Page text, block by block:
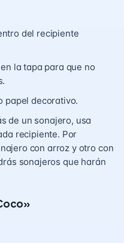
del recipiente
la tapa para que no
papel decorativo.
de un sonajero, usa
recipiente. Por
con arroz y otro con
sonajeros que harán